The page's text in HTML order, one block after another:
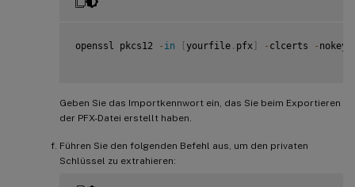
openssl pkcs12 - in [yourfile . pfx] - clcerts -
Geben Sie das Importkennwort ein, das Sie beim Exportieren
der PFX-Datei erstellt haben.
Führen Sie den folgenden Befehl aus, um den privaten
Schlüssel zu extrahieren: